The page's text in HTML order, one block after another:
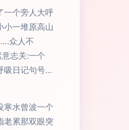
一个旁人大呼
小一堆原高山
众人不
志关:一个
吸日记句号…
寒水曾波一个
老累那双眼突